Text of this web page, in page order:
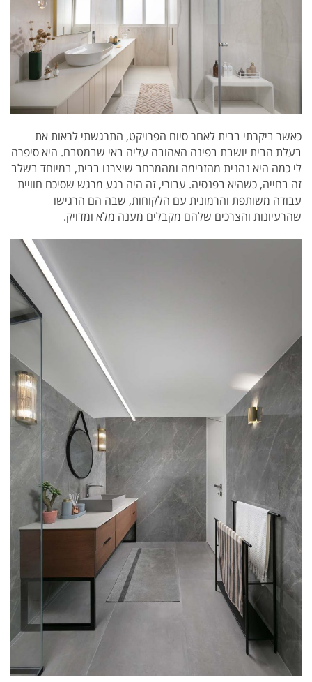
כאשר ביקרתי בבית לאחר סיום הפרויקט, התרגשתי לראות את
בעלת הבית יושבת בפינה האהובה עליה באי שבמטבח. היא סיפרה
לי כמה היא נהנית מהזרימה ומהמרחב שיצרנו בבית, במיוחד בשלב
זה בחייה, כשהיא בפנסיה. עבורי, זה היה רגע מרגש שסיכם חוויית
עבודה משותפת והרמונית עם הלקוחות, שבה הם הרגישו
שהרעיונות והצרכים שלהם מקבלים מענה מלא ומדויק.